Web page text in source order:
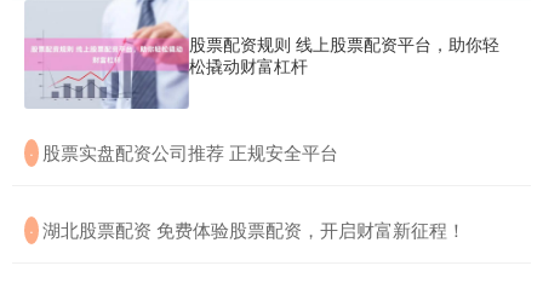
股票配资规则 线上股票配资平台，助你轻
松撬动财富杠杆
· ​股票实盘配资公司推荐 正规安全平台
· ​湖北股票配资 免费体验股票配资，开启财富新征程！